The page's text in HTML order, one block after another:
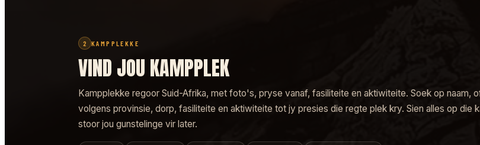
2 KAMPPLEKKE
VIND JOU KAMPPLEK
Kampplekke regoor Suid-Afrika, met foto's, pryse vanaf, fasiliteite en aktiwiteite. Soek op naam,
volgens provinsie, dorp, fasiliteite en aktiwiteite tot jy presies die regte plek kry. Sien alles op die
stoor jou gunstelinge vir later.